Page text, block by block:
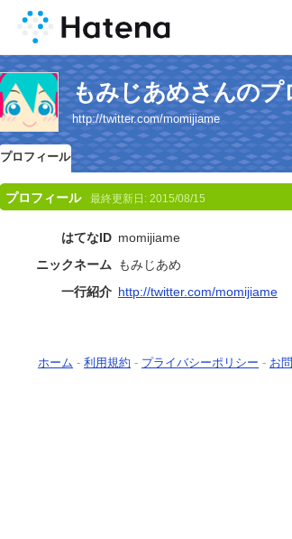
もみじあめさんのプ
http://twitter.com/momijiame
プロフィール
プロフィール 最終更新日: 2015/08/15
はてなID momijiame
ニックネーム もみじあめ
一行紹介 http://twitter.com/momijiame
ホーム - 利用規約 - プライバシーポリシー - お